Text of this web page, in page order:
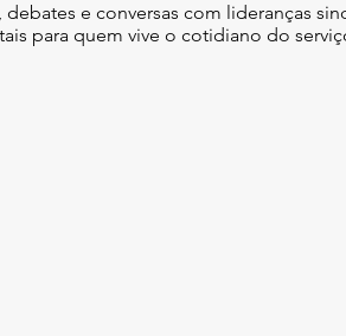
debates e conversas com lideranças
para quem vive o cotidiano do